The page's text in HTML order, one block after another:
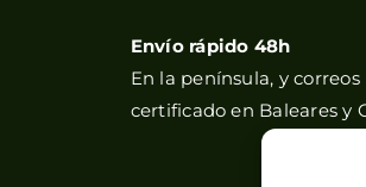
Envío rápido 48h
En la península, y correos
certificado en Baleares y